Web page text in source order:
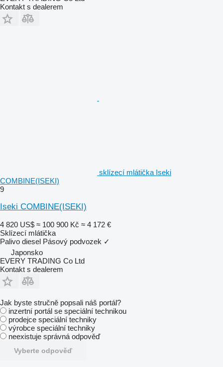
Kontakt s dealerem
sklízecí mlátička Iseki
COMBINE(ISEKI)
9
Iseki COMBINE(ISEKI)
4 820 US$ ≈ 100 900 Kč ≈ 4 172 €
Sklízecí mlátička
Palivo diesel Pásový podvozek ✓
Japonsko
EVERY TRADING Co Ltd
Kontakt s dealerem
Jak byste stručně popsali náš portál?
inzertní portál se speciální technikou
prodejce speciální techniky
výrobce speciální techniky
neexistuje správná odpověď
Vyberte odpověď